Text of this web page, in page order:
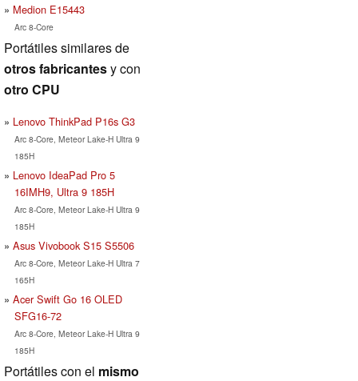
Medion E15443
Arc 8-Core
Portátiles similares de
otros fabricantesy con
otro CPU
Lenovo ThinkPad P16s G3
Arc 8-Core, Meteor Lake-H Ultra 9
185H
Lenovo IdeaPad Pro 5
16IMH9, Ultra 9 185H
Arc 8-Core, Meteor Lake-H Ultra 9
185H
Asus Vivobook S15 S5506
Arc 8-Core, Meteor Lake-H Ultra 7
165H
Acer Swift Go 16 OLED
SFG16-72
Arc 8-Core, Meteor Lake-H Ultra 9
185H
Portátiles con el mismo